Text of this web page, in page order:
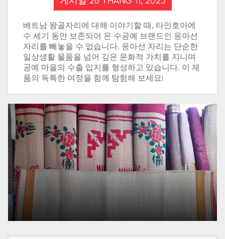
베트남 왕골자리에 대해 이야기할 때, 타인호아에
수 세기 동안 보존되어 온 수공예 브랜드인 응아선
자리를 빼놓을 수 없습니다. 응아선 자리는 단순한
일상생활 물품을 넘어 깊은 문화적 가치를 지니며
공예 마을의 수출 입지를 형성하고 있습니다. 이 제
품의 독특한 여정을 함께 탐험해 보세요!